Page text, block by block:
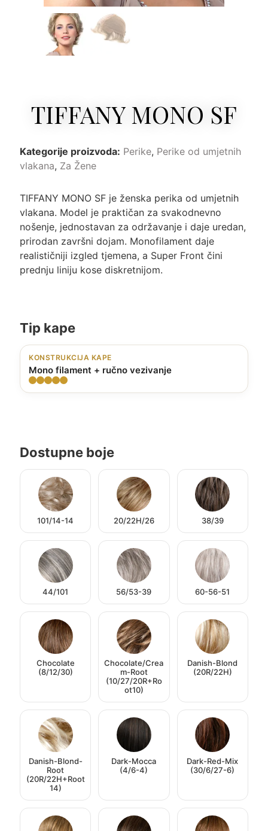
TIFFANY MONO SF
Kategorije proizvoda: Perike, Perike od umjetnih
vlakana, Za Žene
TIFFANY MONO SF je ženska perika od umjetnih
vlakana. Model je praktičan za svakodnevno
nošenje, jednostavan za održavanje i daje uredan,
prirodan završni dojam. Monofilament daje
realističniji izgled tjemena, a Super Front čini
prednju liniju kose diskretnijom.
Tip kape
KONSTRUKCIJA KAPE
Mono filament + ručno vezivanje
Dostupne boje
101/14-14 20/22H/26 38/39
44/101 56/53-39 60-56-51
Chocolate
(8/12/30)
Chocolate/Crea
m-Root
(10/27/20R+Ro
ot10)
Danish-Blond
(20R/22H)
Danish-Blond-
Root
(20R/22H+Root
14)
Dark-Mocca
(4/6-4)
Dark-Red-Mix
(30/6/27-6)